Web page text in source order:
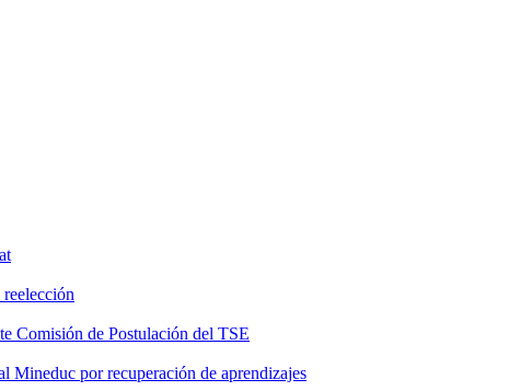
Comisión de Postulación del TSE
Mineduc por recuperación de aprendizajes